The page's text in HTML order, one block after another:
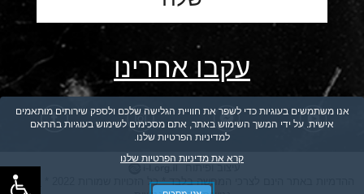
עקבו אחרינו
אנו משתמשים בעוגיות כדי לשפר את חוויית הגלישה שלכם ולספק שירותים מותאמים
אישית. על ידי המשך השימוש באתר, אתם מסכימים לשימוש בעוגיות בהתאם
למדיניות הפרטיות שלנו.
קרא את מדיניות הפרטיות שלנו